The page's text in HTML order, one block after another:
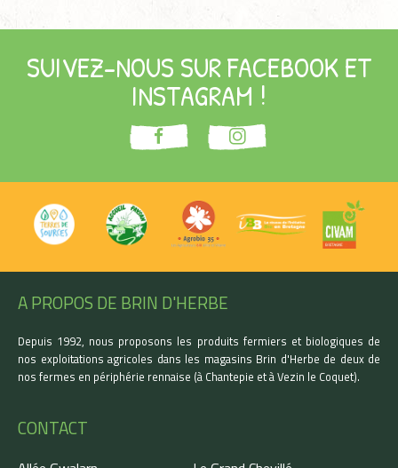
SUIVEZ-NOUS SUR FACEBOOK ET
INSTAGRAM !
A PROPOS DE BRIN D'HERBE
Depuis 1992, nous proposons les produits fermiers et biologiques de
nos exploitations agricoles dans les magasins Brin d'Herbe de deux de
nos fermes en périphérie rennaise (à Chantepie et à Vezin le Coquet).
CONTACT